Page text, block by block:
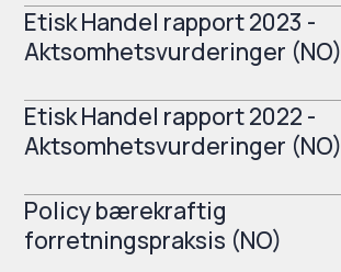
Etisk Handel rapport 2023 -
Aktsomhetsvurderinger (NO)
Etisk Handel rapport 2022 -
Aktsomhetsvurderinger (NO)
Policy bærekraftig
forretningspraksis (NO)